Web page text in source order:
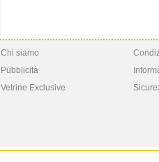
Chi siamo
Pubblicità
Vetrine Exclusive